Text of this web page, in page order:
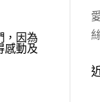
，因為
感動及